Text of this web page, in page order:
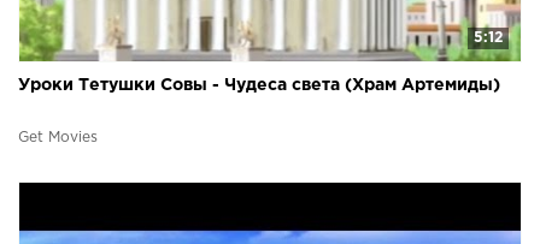
5:12
Уроки Тетушки Совы - Чудеса света (Храм Артемиды)
Get Movies